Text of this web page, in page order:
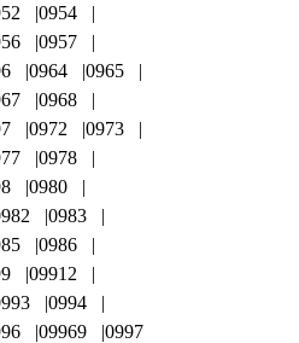
0954
0957
0964
0965
0968
0972
0973
0978
0980
0983
0986
09912
0994
09969 0997